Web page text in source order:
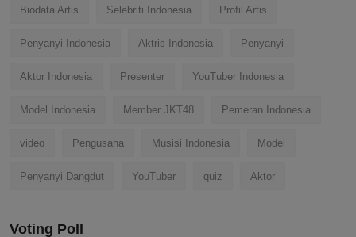
Biodata Artis Selebriti Indonesia Profil Artis
Penyanyi Indonesia Aktris Indonesia Penyanyi
Aktor Indonesia Presenter YouTuber Indonesia
Model Indonesia Member JKT48 Pemeran Indonesia
video Pengusaha Musisi Indonesia Model
Penyanyi Dangdut YouTuber quiz Aktor
Voting Poll